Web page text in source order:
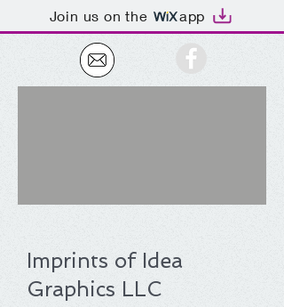
Join us on the app
Imprints of Idea
Graphics LLC